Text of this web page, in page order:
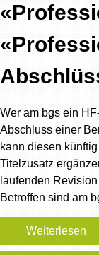
Wer am bgs ein
Abschluss einer
kann diesen
Titelzusatz
laufenden
Betroffen sind am
Weiterlesen